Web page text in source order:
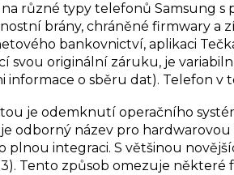
různé typy telefonů Samsung s
brány, chráněné firmwary a
bankovnictví, aplikaci
svou originální záruku, je
informace o sběru dat). Telefon
je odemknutí operačního
odborný název pro
plnou integraci. S většinou
Tento způsob omezuje